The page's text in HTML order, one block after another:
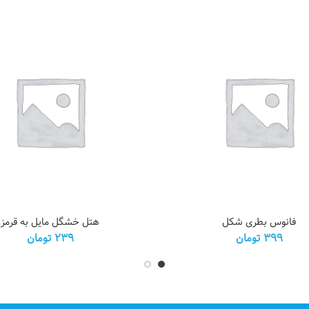
شکل عدد افزودن به سبد خرید
فانوس بطری شکل
399 تومان
هتل خشگل مایل به قرمز عددافزودن به سبد
هتل خشگل مایل به قرمز
239 تومان